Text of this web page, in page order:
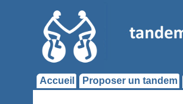
Accueil Proposer un tandem